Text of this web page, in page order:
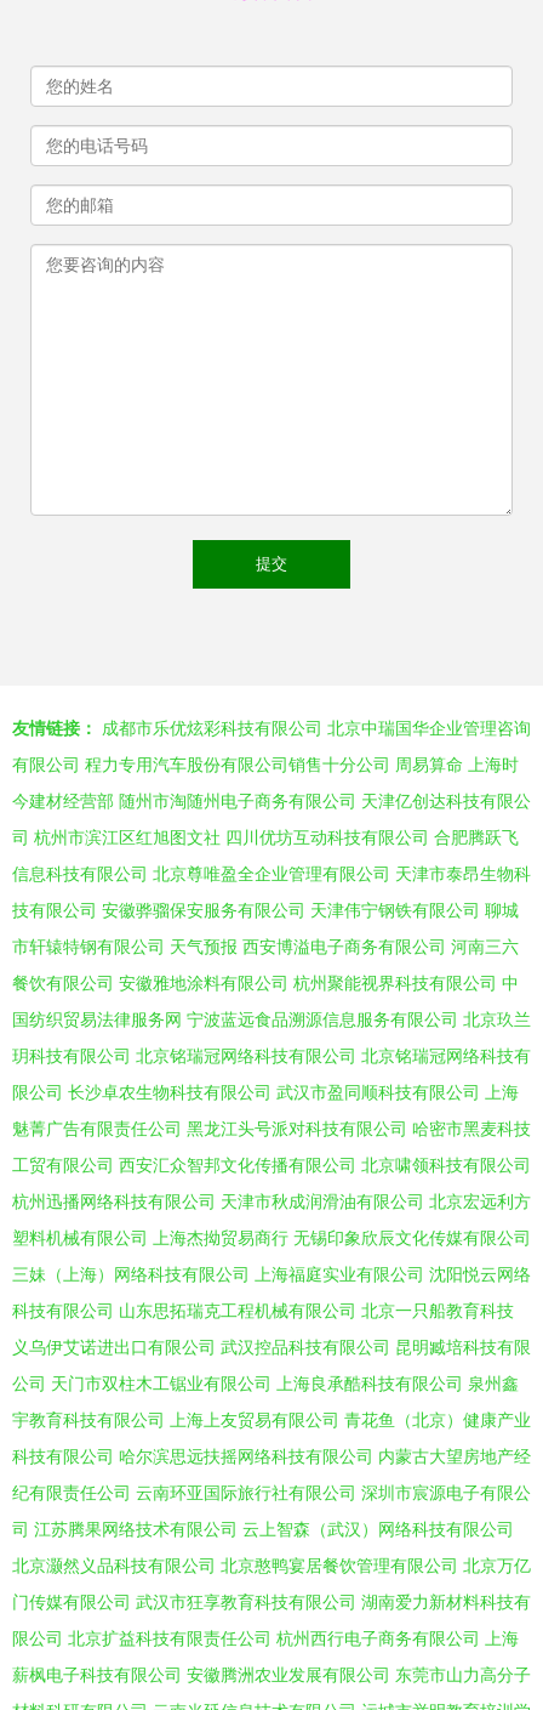
友情链接： 成都市乐优炫彩科技有限公司 北京中瑞国华企业管理咨询
有限公司 程力专用汽车股份有限公司销售十分公司 周易算命
上海时
今建材经营部 随州市淘随州电子商务有限公司 天津亿创达科技有限公
司 杭州市滨江区红旭图文社 四川优坊互动科技有限公司 合肥腾跃飞
信息科技有限公司 北京尊唯盈全企业管理有限公司 天津市泰昂生物科
技有限公司 安徽骅骝保安服务有限公司 天津伟宁钢铁有限公司 聊城
市轩辕特钢有限公司 天气预报 西安博溢电子商务有限公司 河南三六
餐饮有限公司 安徽雅地涂料有限公司 杭州聚能视界科技有限公司 中
国纺织贸易法律服务网 宁波蓝远食品溯源信息服务有限公司 北京玖兰
玥科技有限公司 北京铭瑞冠网络科技有限公司 北京铭瑞冠网络科技有
限公司 长沙卓农生物科技有限公司 武汉市盈同顺科技有限公司
上海
魅菁广告有限责任公司 黑龙江头号派对科技有限公司 哈密市黑麦科技
工贸有限公司 西安汇众智邦文化传播有限公司 北京啸领科技有限公司
杭州迅播网络科技有限公司 天津市秋成润滑油有限公司 北京宏远利方
塑料机械有限公司
上海杰拗贸易商行 无锡印象欣辰文化传媒有限公司
三妹（上海）网络科技有限公司
上海福庭实业有限公司 沈阳悦云网络
科技有限公司 山东思拓瑞克工程机械有限公司 北京一只船教育科技
义乌伊艾诺进出口有限公司 武汉控品科技有限公司 昆明臧培科技有限
公司 天门市双柱木工锯业有限公司 上海良承酷科技有限公司 泉州鑫
宇教育科技有限公司
上海上友贸易有限公司 青花鱼（北京）健康产业
科技有限公司 哈尔滨思远扶摇网络科技有限公司 内蒙古大望房地产经
纪有限责任公司 云南环亚国际旅行社有限公司 深圳市宸源电子有限公
司 江苏腾果网络技术有限公司 云上智森（武汉）网络科技有限公司
北京灏然义品科技有限公司 北京憨鸭宴居餐饮管理有限公司 北京万亿
门传媒有限公司 武汉市狂享教育科技有限公司 湖南爱力新材料科技有
限公司 北京扩益科技有限责任公司 杭州西行电子商务有限公司
上海
薪枫电子科技有限公司 安徽腾洲农业发展有限公司 东莞市山力高分子